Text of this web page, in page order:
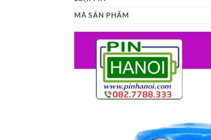
MÃ SẢN PHẨM